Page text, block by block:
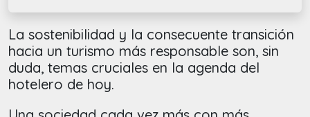
La sostenibilidad y la consecuente transición
hacia un turismo más responsable son, sin
duda, temas cruciales en la agenda del
hotelero de hoy.